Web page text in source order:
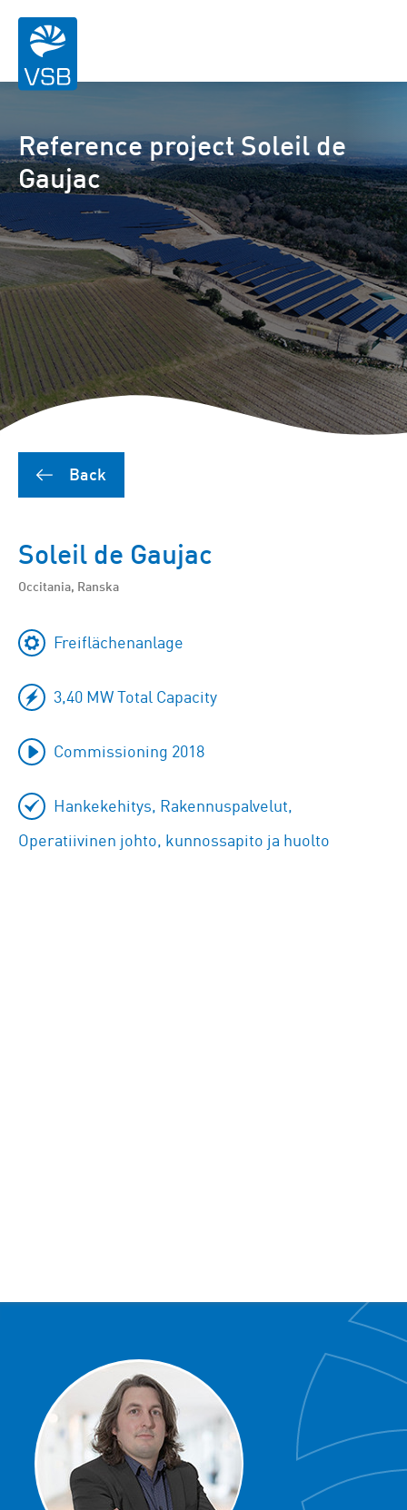
Reference project Soleil de
Gaujac
Back
Soleil de Gaujac
Occitania, Ranska
Freiflächenanlage
3,40 MW Total Capacity
Commissioning 2018
Hankekehitys, Rakennuspalvelut,
Operatiivinen johto, kunnossapito ja huolto